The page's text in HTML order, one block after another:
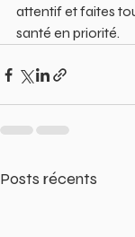
attentif et faites
santé en priorité.
Posts récents